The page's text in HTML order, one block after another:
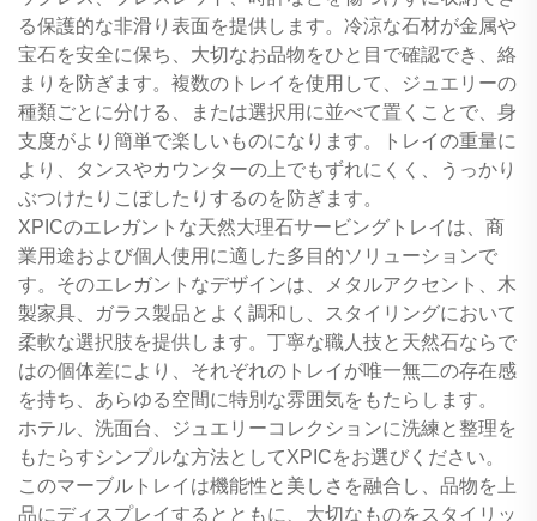
る保護的な非滑り表面を提供します。冷涼な石材が金属や
宝石を安全に保ち、大切なお品物をひと目で確認でき、絡
まりを防ぎます。複数のトレイを使用して、ジュエリーの
種類ごとに分ける、または選択用に並べて置くことで、身
支度がより簡単で楽しいものになります。トレイの重量に
より、タンスやカウンターの上でもずれにくく、うっかり
ぶつけたりこぼしたりするのを防ぎます。
XPICのエレガントな天然大理石サービングトレイは、商
業用途および個人使用に適した多目的ソリューションで
す。そのエレガントなデザインは、メタルアクセント、木
製家具、ガラス製品とよく調和し、スタイリングにおいて
柔軟な選択肢を提供します。丁寧な職人技と天然石ならで
はの個体差により、それぞれのトレイが唯一無二の存在感
を持ち、あらゆる空間に特別な雰囲気をもたらします。
ホテル、洗面台、ジュエリーコレクションに洗練と整理を
もたらすシンプルな方法としてXPICをお選びください。
このマーブルトレイは機能性と美しさを融合し、品物を上
品にディスプレイするとともに、大切なものをスタイリッ